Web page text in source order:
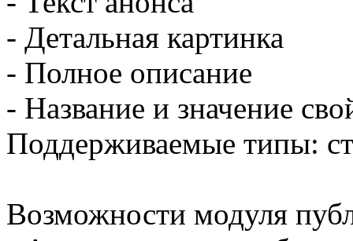
- Детальная картинка
- Полное описание
- Название и значение
Поддерживаемые типы:
Возможности модуля